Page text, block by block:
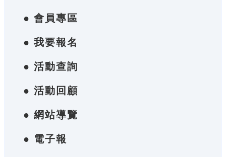
● 會員專區
● 我要報名
● 活動查詢
● 活動回顧
● 網站導覽
● 電子報